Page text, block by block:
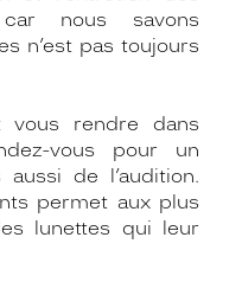
nous savons
n’est pas toujours
vous rendre dans
vous pour un
de l’audition.
permet aux plus
lunettes qui leur